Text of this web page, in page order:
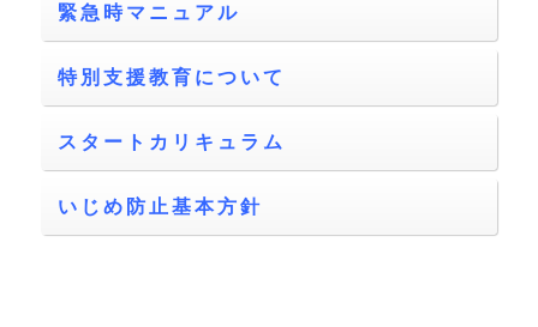
緊急時マニュアル
特別支援教育について
スタートカリキュラム
いじめ防止基本方針